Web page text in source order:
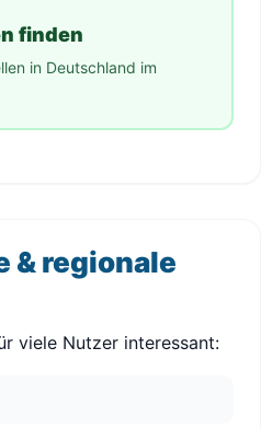
finden
in Deutschland im
& regionale
viele Nutzer interessant: